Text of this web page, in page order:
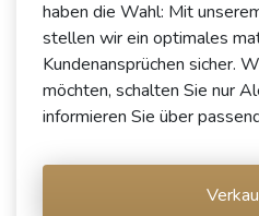
haben die Wahl: Mit
stellen wir ein optimales
Kundenansprüchen sicher.
möchten, schalten Sie nur
informieren Sie über